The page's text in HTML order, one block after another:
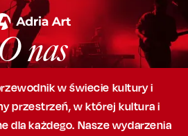
nas
w świecie kultury i
przestrzeń,w której kultura i
dla każdego. Nasze wydarzenia